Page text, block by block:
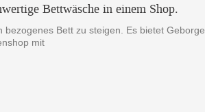
Bettwäsche in einem Shop.
bezogenes Bett zu steigen. Es bietet
mit